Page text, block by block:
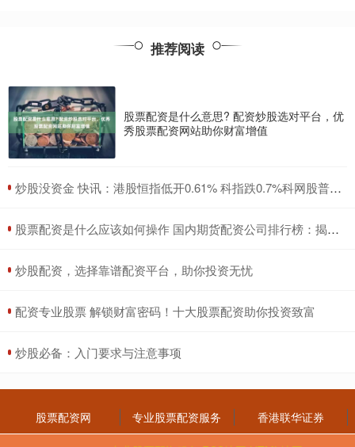
推荐阅读
股票配资是什么意思? 配资炒股选对平台，优
秀股票配资网站助你财富增值
​炒股没资金 快讯：港股恒指低开0.61% 科指跌0.7%科网股普遍下跌
​股票配资是什么应该如何操作 国内期货配资公司排行榜：揭秘十大实力巨头
​炒股配资，选择靠谱配资平台，助你投资无忧
​配资专业股票 解锁财富密码！十大股票配资助你投资致富
​炒股必备：入门要求与注意事项
股票配资网 专业股票配资服务 香港联华证券